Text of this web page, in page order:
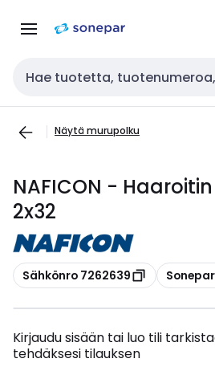
navigointiinsisältöön
Haku
Näytä murupolku
NAFICON -
2x32
Kopioi
Sähkönro 7262639 Kopioi
Kirjaudu sisään tai luo tili
tehdäksesi tilauksen